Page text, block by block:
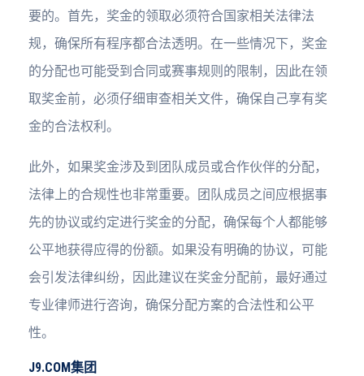
要的。首先，奖金的领取必须符合国家相关法律法
规，确保所有程序都合法透明。在一些情况下，奖金
的分配也可能受到合同或赛事规则的限制，因此在领
取奖金前，必须仔细审查相关文件，确保自己享有奖
金的合法权利。
此外，如果奖金涉及到团队成员或合作伙伴的分配，
法律上的合规性也非常重要。团队成员之间应根据事
先的协议或约定进行奖金的分配，确保每个人都能够
公平地获得应得的份额。如果没有明确的协议，可能
会引发法律纠纷，因此建议在奖金分配前，最好通过
专业律师进行咨询，确保分配方案的合法性和公平
性。
J9.COM集团